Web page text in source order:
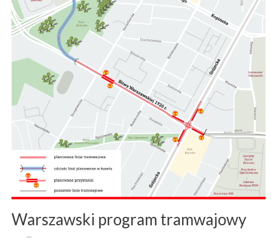
Warszawski program tramwajowy